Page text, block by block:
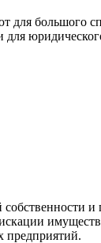
для большого
для
предприятий.